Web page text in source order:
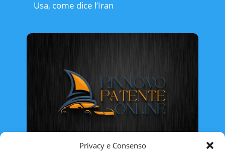
Privacy e Consenso
Usa, come dice l’Iran